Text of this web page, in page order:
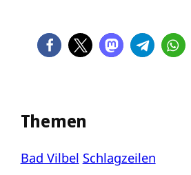
Themen
Bad Vilbel Schlagzeilen